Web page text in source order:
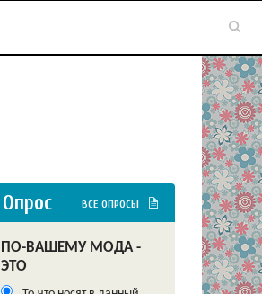
Опрос ВСЕ ОПРОСЫ
ПО-ВАШЕМУ МОДА -
ЭТО